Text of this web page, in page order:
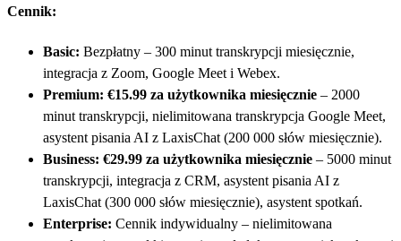
Cennik:
Basic: Bezpłatny – 300 minut transkrypcji miesięcznie,
integracja z Zoom, Google Meet i Webex.
Premium: €15.99 za użytkownika miesięcznie – 2000
minut transkrypcji, nielimitowana transkrypcja Google Meet,
asystent pisania AI z LaxisChat (200 000 słów miesięcznie).
Business: €29.99 za użytkownika miesięcznie – 5000 minut
transkrypcji, integracja z CRM, asystent pisania AI z
LaxisChat (300 000 słów miesięcznie), asystent spotkań.
Enterprise: Cennik indywidualny – nielimitowana